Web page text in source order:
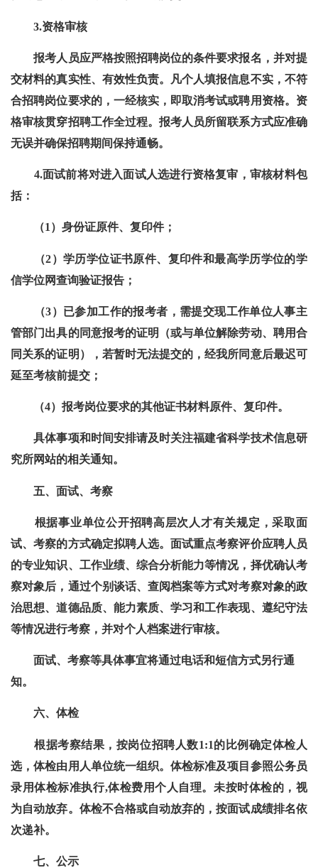
3.资格审核
报考人员应严格按照招聘岗位的条件要求报名，并对提
交材料的真实性、有效性负责。凡个人填报信息不实，不符
合招聘岗位要求的，一经核实，即取消考试或聘用资格。资
格审核贯穿招聘工作全过程。报考人员所留联系方式应准确
无误并确保招聘期间保持通畅。
4.面试前将对进入面试人选进行资格复审，审核材料包
括：
（1）身份证原件、复印件；
（2）学历学位证书原件、复印件和最高学历学位的学
信学位网查询验证报告；
（3）已参加工作的报考者，需提交现工作单位人事主
管部门出具的同意报考的证明（或与单位解除劳动、聘用合
同关系的证明），若暂时无法提交的，经我所同意后最迟可
延至考核前提交；
（4）报考岗位要求的其他证书材料原件、复印件。
具体事项和时间安排请及时关注福建省科学技术信息研
究所网站的相关通知。
五、面试、考察
根据事业单位公开招聘高层次人才有关规定，采取面
试、考察的方式确定拟聘人选。面试重点考察评价应聘人员
的专业知识、工作业绩、综合分析能力等情况，择优确认考
察对象后，通过个别谈话、查阅档案等方式对考察对象的政
治思想、道德品质、能力素质、学习和工作表现、遵纪守法
等情况进行考察，并对个人档案进行审核。
面试、考察等具体事宜将通过电话和短信方式另行通
知。
六、体检
根据考察结果，按岗位招聘人数1:1的比例确定体检人
选，体检由用人单位统一组织。体检标准及项目参照公务员
录用体检标准执行,体检费用个人自理。未按时体检的，视
为自动放弃。体检不合格或自动放弃的，按面试成绩排名依
次递补。
七、公示